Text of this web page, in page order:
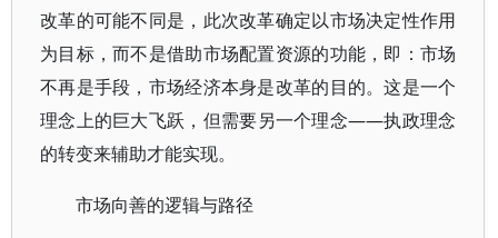
改革的可能不同是，此次改革确定以市场决定性作用
为目标，而不是借助市场配置资源的功能，即：市场
不再是手段，市场经济本身是改革的目的。这是一个
理念上的巨大飞跃，但需要另一个理念——执政理念
的转变来辅助才能实现。
市场向善的逻辑与路径